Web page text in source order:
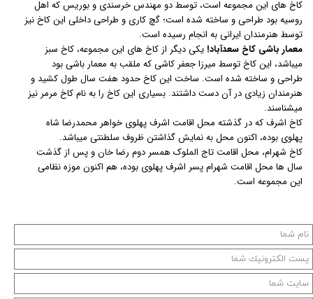
کاخ های این مجموعه است، توسط دو مهندس خرسندی و بوریس که اهل
روسیه بود طراحی و ساخته شده است؛ گچ کاری و طراحی داخلی این کاخ نیز
توسط هنرمندان ایرانی به انجام رسیده است.
معمار باشی کاخ سعدآباد! یکی دیگر از کاخ های این مجموعه، کاخ سبز
میباشد، این کاخ توسط میرزا جعفر کاشی که ملقب به معمار باشی بود
طراحی و ساخته شده است. ساخت این کاخ حدود هفت سال طول کشید و
هنرمندان زیادی در آن دست داشتند. بسیاری این کاخ را به نام کاخ مرمر نیز
میشناسند.
کاخ اشرف که در گذشته محل اقامت اشرف پهلوی خواهر محمدرضا شاه
پهلوی بوده، اکنون محل به نمایش گذاشتن ظروف سلطنتی میباشد.
کاخ شهرام، محل اقامت تاج الملوک همسر دوم رضا خان و پس از گذشت
سال ها محل اقامت شهرام پسر اشرف پهلوی بوده، هم اکنون موزه نظامی
این مجموعه است.